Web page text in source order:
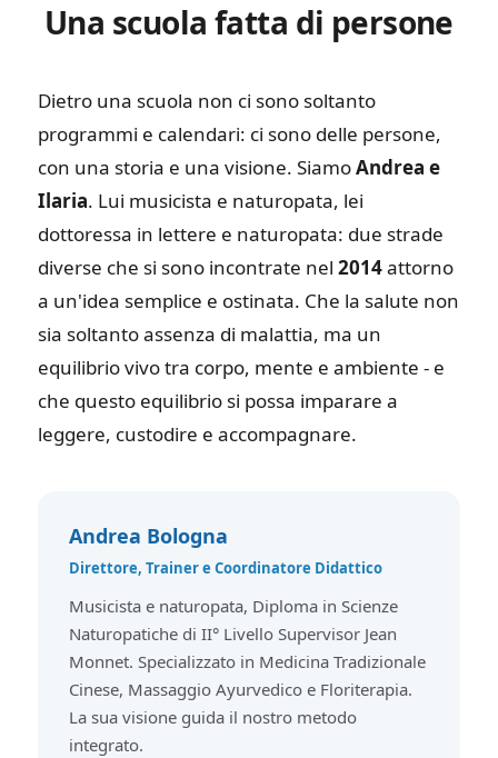
Una scuola fatta di persone
Dietro una scuola non ci sono soltanto
programmi e calendari: ci sono delle persone,
con una storia e una visione. SiamoAndrea e
Ilaria. Lui musicista e naturopata, lei
dottoressa in lettere e naturopata: due strade
diverse che si sono incontrate nel 2014attorno
a un'idea semplice e ostinata. Che la salute non
sia soltanto assenza di malattia, ma un
equilibrio vivo tra corpo, mente e ambiente - e
che questo equilibrio si possa imparare a
leggere, custodire e accompagnare.
Andrea Bologna
Direttore, Trainer e Coordinatore Didattico
Musicista e naturopata, Diploma in Scienze
Naturopatiche di II° Livello Supervisor Jean
Monnet. Specializzato in Medicina Tradizionale
Cinese, Massaggio Ayurvedico e Floriterapia.
La sua visione guida il nostro metodo
integrato.